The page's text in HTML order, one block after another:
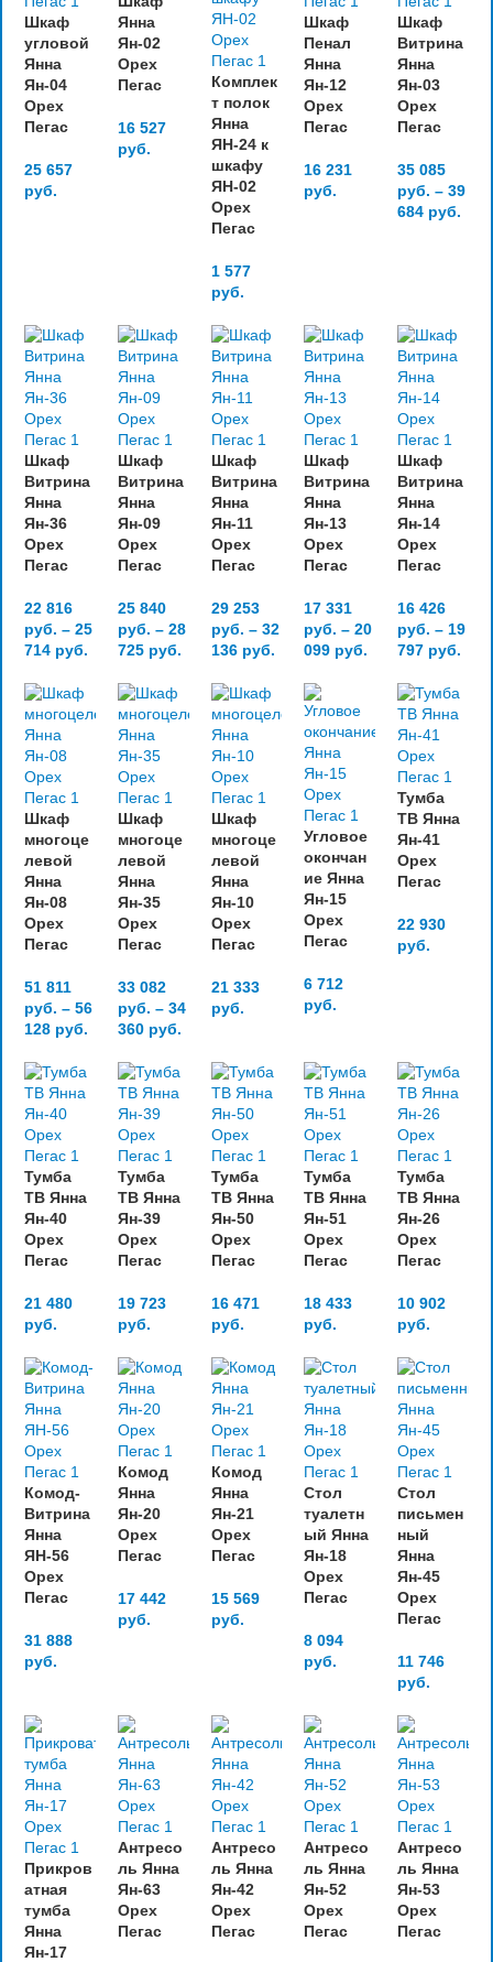
Шкаф
угловой
Янна
Ян-04
Орех
Пегас
25 657
руб.
Янна
Ян-02
Орех
Пегас
16 527
руб.
Комплек
т полок
Янна
ЯН-24 к
шкафу
ЯН-02
Орех
Пегас
1 577
руб.
Шкаф
Пенал
Янна
Ян-12
Орех
Пегас
16 231
руб.
Шкаф
Витрина
Янна
Ян-03
Орех
Пегас
35 085
руб. – 39
684 руб.
Шкаф
Витрина
Янна
Ян-36
Орех
Пегас
22 816
руб. – 25
714 руб.
Шкаф
Витрина
Янна
Ян-09
Орех
Пегас
25 840
руб. – 28
725руб.
Шкаф
Витрина
Янна
Ян-11
Орех
Пегас
29 253
руб. – 32
136руб.
Шкаф
Витрина
Янна
Ян-13
Орех
Пегас
17 331
руб. – 20
099 руб.
Шкаф
Витрина
Янна
Ян-14
Орех
Пегас
16 426
руб. – 19
797 руб.
Шкаф
многоце
левой
Янна
Ян-08
Орех
Пегас
51 811
руб. – 56
128 руб.
Шкаф
многоце
левой
Янна
Ян-35
Орех
Пегас
33 082
руб. – 34
360руб.
Шкаф
многоце
левой
Янна
Ян-10
Орех
Пегас
21 333
руб.
Угловое
окончан
ие Янна
Ян-15
Орех
Пегас
6 712
руб.
Тумба
ТВ Янна
Ян-41
Орех
Пегас
22 930
руб.
Тумба
ТВ Янна
Ян-40
Орех
Пегас
21 480
руб.
Тумба
ТВ Янна
Ян-39
Орех
Пегас
19 723
руб.
Тумба
ТВ Янна
Ян-50
Орех
Пегас
16 471
руб.
Тумба
ТВ Янна
Ян-51
Орех
Пегас
18 433
руб.
Тумба
ТВ Янна
Ян-26
Орех
Пегас
10 902
руб.
Комод-
Витрина
Янна
ЯН-56
Орех
Пегас
31 888
руб.
Комод
Янна
Ян-20
Орех
Пегас
17 442
руб.
Комод
Янна
Ян-21
Орех
Пегас
15 569
руб.
Стол
туалетн
ый Янна
Ян-18
Орех
Пегас
8 094
руб.
Стол
письмен
ный
Янна
Ян-45
Орех
Пегас
11 746
руб.
Прикров
атная
тумба
Янна
Ян-17
Антресо
ль Янна
Ян-63
Орех
Пегас
Антресо
ль Янна
Ян-42
Орех
Пегас
Антресо
ль Янна
Ян-52
Орех
Пегас
Антресо
ль Янна
Ян-53
Орех
Пегас